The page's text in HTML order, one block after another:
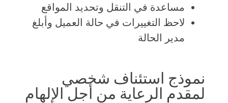
مساعدة في التنقل وتحديد المواقع
لاحظ التغييرات في حالة العميل وأبلغ
مدير الحالة
نموذج استئناف شخصي
لمقدم الرعاية من أجل الإلهام